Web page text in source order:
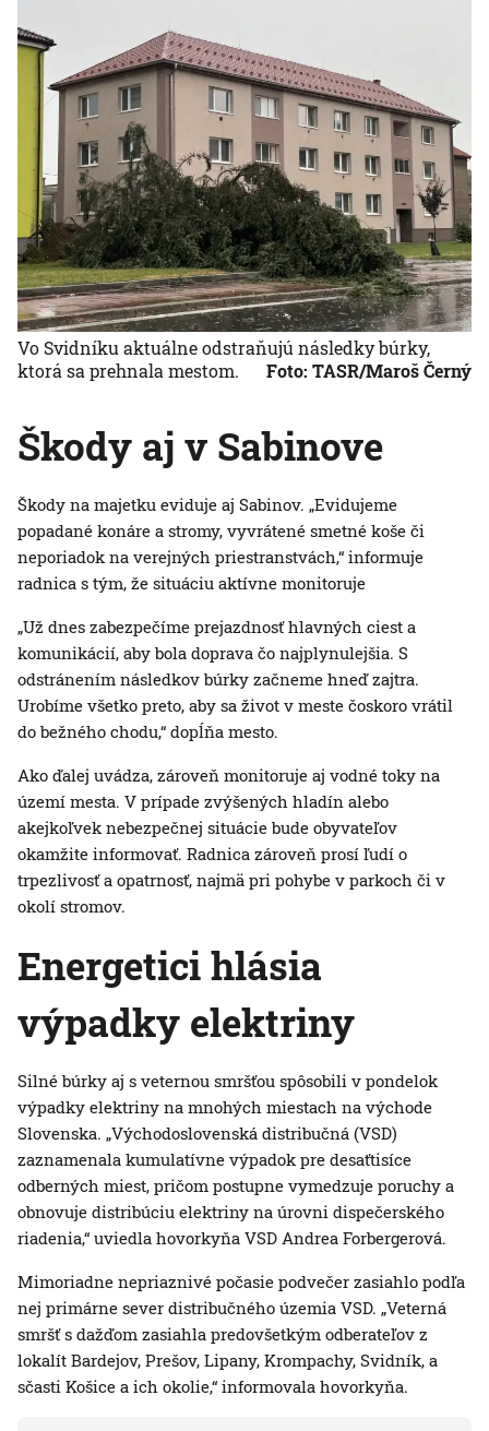
Vo Svidníku aktuálne odstraňujú následky búrky,
ktorá sa prehnala mestom.
Foto: TASR/Maroš Černý
Škody aj v Sabinove
Škody na majetku eviduje aj Sabinov. „Evidujeme
popadané konáre a stromy, vyvrátené smetné koše či
neporiadok na verejných priestranstvách,“ informuje
radnica s tým, že situáciu aktívne monitoruje
„Už dnes zabezpečíme prejazdnosť hlavných ciest a
komunikácií, aby bola doprava čo najplynulejšia. S
odstránením následkov búrky začneme hneď zajtra.
Urobíme všetko preto, aby sa život v meste čoskoro vrátil
do bežného chodu,“ dopĺňa mesto.
Ako ďalej uvádza, zároveň monitoruje aj vodné toky na
území mesta. V prípade zvýšených hladín alebo
akejkoľvek nebezpečnej situácie bude obyvateľov
okamžite informovať. Radnica zároveň prosí ľudí o
trpezlivosť a opatrnosť, najmä pri pohybe v parkoch či v
okolí stromov.
Energetici hlásia
výpadky elektriny
Silné búrky aj s veternou smršťou spôsobili v pondelok
výpadky elektriny na mnohých miestach na východe
Slovenska. „Východoslovenská distribučná (VSD)
zaznamenala kumulatívne výpadok pre desaťtisíce
odberných miest, pričom postupne vymedzuje poruchy a
obnovuje distribúciu elektriny na úrovni dispečerského
riadenia,“ uviedla hovorkyňa VSD Andrea Forbergerová.
Mimoriadne nepriaznivé počasie podvečer zasiahlo podľa
nej primárne sever distribučného územia VSD. „Veterná
smršť s dažďom zasiahla predovšetkým odberateľov z
lokalít Bardejov, Prešov, Lipany, Krompachy, Svidník, a
sčasti Košice a ich okolie,“ informovala hovorkyňa.